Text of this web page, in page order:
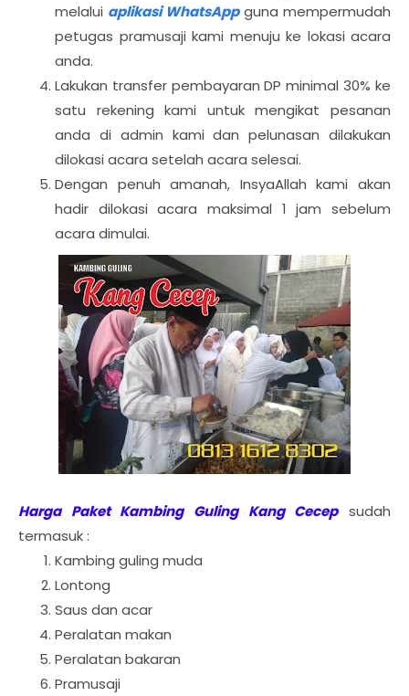
melalui aplikasi WhatsAppguna mempermudah
petugas pramusaji kami menuju ke lokasi acara
anda.
Lakukan transfer pembayaran DP minimal 30% ke
satu rekening kami untuk mengikat pesanan
anda di admin kami dan pelunasan dilakukan
dilokasi acara setelah acara selesai.
Dengan penuh amanah, InsyaAllah kami akan
hadir dilokasi acara maksimal 1 jam sebelum
acara dimulai.
Harga Paket Kambing Guling Kang Cecepsudah
termasuk :
Kambing guling muda
Lontong
Saus dan acar
Peralatan makan
Peralatan bakaran
Pramusaji